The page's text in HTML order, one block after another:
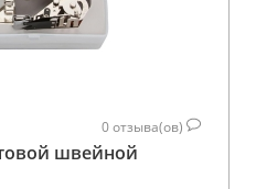
0отзыва(ов)
швейной